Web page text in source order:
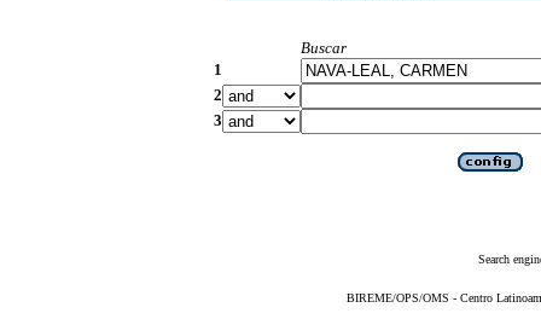
Buscar
1
2
3
Search
BIREME/OPS/OMS - Centro